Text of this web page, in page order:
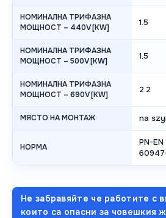
НОМИНАЛНА ТРИФАЗНА
МОЩНОСТ – 440V [KW]
1.5
НОМИНАЛНА ТРИФАЗНА
МОЩНОСТ – 500V [KW]
1.5
НОМИНАЛНА ТРИФАЗНА
МОЩНОСТ – 690V [KW]
2.2
МЯСТО НА МОНТАЖ na
НОРМА
PN-
Не забравяйте че работите с
които са опасни за човешкия